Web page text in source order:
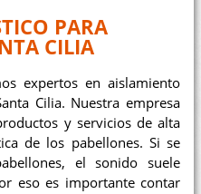
PARA
CILIA
expertos en aislamiento
Cilia. Nuestra empresa
y servicios de alta
de los pabellones. Si se
el sonido suele
eso es importante contar